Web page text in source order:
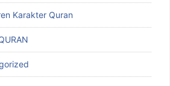
Karakter Quran